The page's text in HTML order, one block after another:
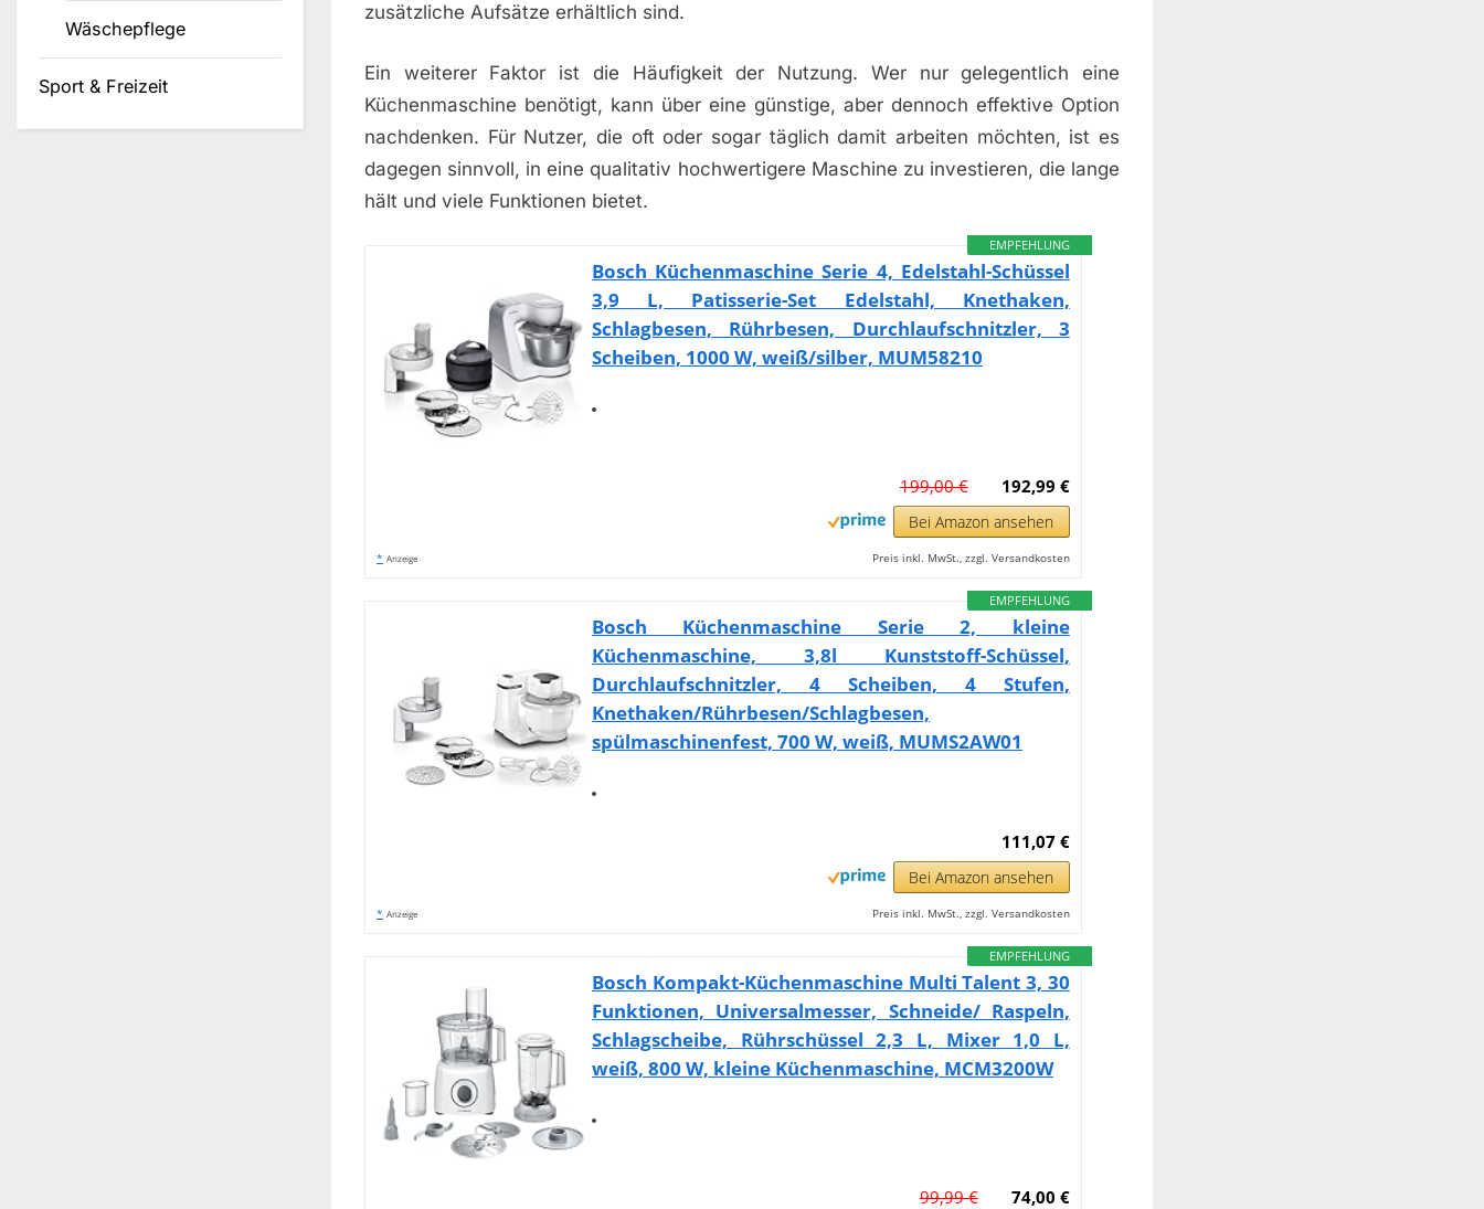
zusätzliche Aufsätze erhältlich sind.
Ein weiterer Faktor ist die Häufigkeit der Nutzung. Wer nur gelegentlich eine
Küchenmaschine benötigt, kann über eine günstige, aber dennoch effektive Option
nachdenken. Für Nutzer, die oft oder sogar täglich damit arbeiten möchten, ist es
dagegen sinnvoll, in eine qualitativ hochwertigere Maschine zu investieren, die lange
hält und viele Funktionen bietet.
EMPFEHLUNG
Bosch Küchenmaschine Serie 4, Edelstahl-Schüssel
3,9 L, Patisserie-Set Edelstahl, Knethaken,
Schlagbesen, Rührbesen, Durchlaufschnitzler, 3
Scheiben, 1000 W, weiß/silber, MUM58210
192,99 €
199,00 €
Bei Amazon ansehen
* Anzeige Preis inkl. MwSt., zzgl. Versandkosten
EMPFEHLUNG
Bosch Küchenmaschine Serie 2, kleine
Küchenmaschine, 3,8l Kunststoff-Schüssel,
Durchlaufschnitzler, 4 Scheiben, 4 Stufen,
Knethaken/Rührbesen/Schlagbesen,
spülmaschinenfest, 700 W, weiß, MUMS2AW01
111,07 €
Bei Amazon ansehen
* Anzeige Preis inkl. MwSt., zzgl. Versandkosten
EMPFEHLUNG
Bosch Kompakt-Küchenmaschine Multi Talent 3, 30
Funktionen, Universalmesser, Schneide/ Raspeln,
Schlagscheibe, Rührschüssel 2,3 L, Mixer 1,0 L,
weiß, 800 W, kleine Küchenmaschine, MCM3200W
74,00 €
99,99 €
Wäschepflege
Sport & Freizeit